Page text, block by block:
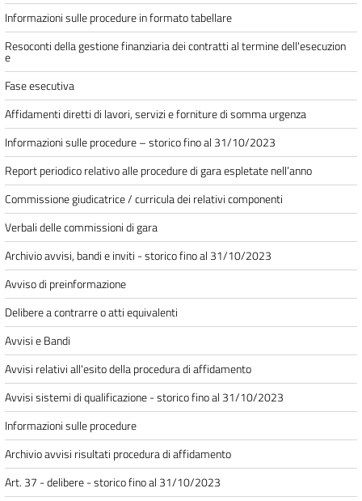
Informazioni sulle procedure in formato tabellare
Resoconti della gestione finanziaria dei contratti al termine dell'esecuzion
e
Fase esecutiva
Affidamenti diretti di lavori, servizi e forniture di somma urgenza
Informazioni sulle procedure – storico fino al 31/10/2023
Report periodico relativo alle procedure di gara espletate nell’anno
Commissione giudicatrice / curricula dei relativi componenti
Verbali delle commissioni di gara
Archivio avvisi, bandi e inviti - storico fino al 31/10/2023
Avviso di preinformazione
Delibere a contrarre o atti equivalenti
Avvisi e Bandi
Avvisi relativi all'esito della procedura di affidamento
Avvisi sistemi di qualificazione - storico fino al 31/10/2023
Informazioni sulle procedure
Archivio avvisi risultati procedura di affidamento
Art. 37 - delibere - storico fino al 31/10/2023